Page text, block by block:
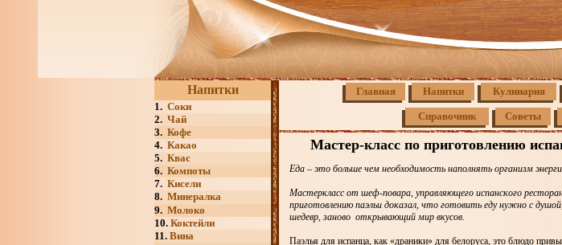
Напитки
1. Соки
2. Чай
3. Кофе
4. Какао
5. Квас
6. Компоты
7. Кисели
8. Минералка
9. Молоко
10. Коктейли
11. Вина
Главная Напитки Кулинария
Справочник Советы
Мастер-класс по приготовлению
Еда – это больше чем необходимость наполнять организм
Мастеркласс от шеф-повара, управляющего испанского
приготовлению паэльи доказал, что готовить еду нужно с
шедевр, заново открывающий мир вкусов.
Паэлья для испанца, как «драники» для белоруса, это блюдо